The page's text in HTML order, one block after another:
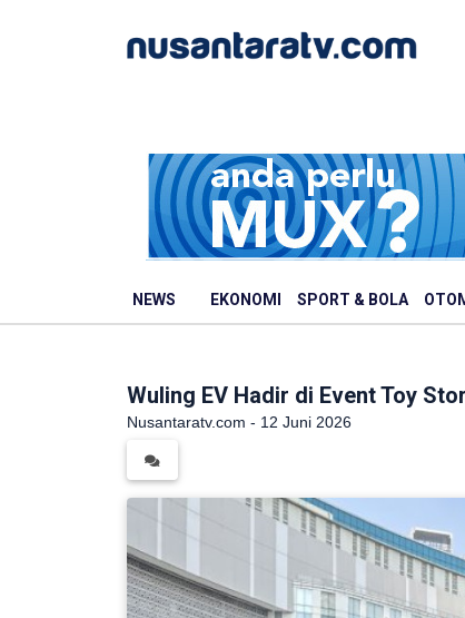
NEWS EKONOMI SPORT & BOLA
Wuling EV Hadir di Event Toy
Nusantaratv.com - 12 Juni 2026